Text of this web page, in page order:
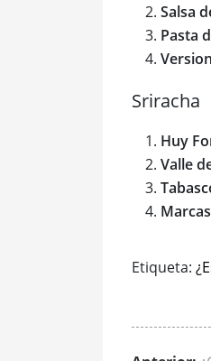
Salsa
Pasta
Sriracha
Huy
Valle
Etiqueta: